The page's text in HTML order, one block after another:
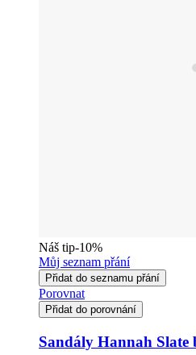
Náš tip-10%
Můj seznam přání
Přidat do seznamu přání
Porovnat
Přidat do porovnání
Sandály Hannah Slate